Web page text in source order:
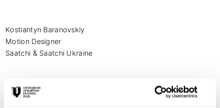
Kostiantyn Baranovskiy
Motion Designer
Saatchi & Saatchi Ukraine
Ruslan Bieliaiev
Producer